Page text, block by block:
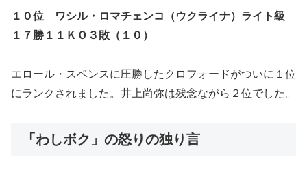
１０位 ワシル・ロマチェンコ（ウクライナ）ライト級
１７勝１１ＫＯ３敗（１０）
エロール・スペンスに圧勝したクロフォードがついに１位
にランクされました。井上尚弥は残念ながら２位でした。
「わしボク」の怒りの独り言